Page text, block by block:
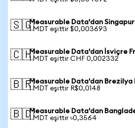
🇸🇬Measurable Data'dan Singapur
1 MDT eşittir $0,003693
🇨🇭Measurable Data'dan İsviçre
1 MDT eşittir CHF 0,002332
🇧🇷Measurable Data'dan Brezilya
1 MDT eşittir R$0,0148
🇧🇩Measurable Data'dan
1 MDT eşittir ৳0,3564